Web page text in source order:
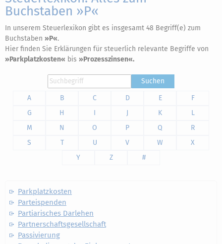
Buchstaben »P«
In unserem Steuerlexikon gibt es insgesamt 48 Begriff(e) zum
Buchstaben »P«.
Hier finden Sie Erklärungen für steuerlich relevante Begriffe von
»Parkplatzkosten« bis »Prozesszinsen«.
Suchen
A
B C D E
F
G
H I J K
L
M
N O P Q
R
S
T U V W
X
Y
Z #
Parkplatzkosten
Parteispenden
Partiarisches Darlehen
Partnerschaftsgesellschaft
Passivierung